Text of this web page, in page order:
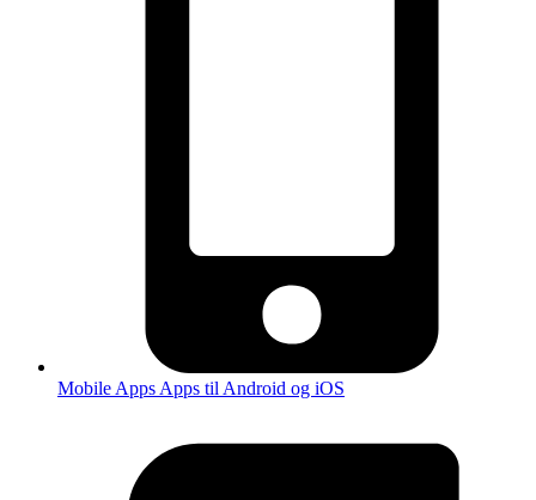
Mobile Apps Apps til Android og iOS